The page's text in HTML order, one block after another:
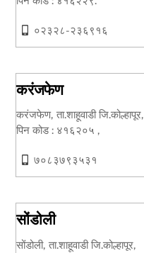
०२३२८-२३६९१६
करंजफेण
करंजफेण, ता.शाहूवाडी जि.कोल्हापूर,
पिन कोड : ४१६२०५ ,
७०८३७९३५३१
सोंडोली
सोंडोली, ता.शाहूवाडी जि.कोल्हापूर,